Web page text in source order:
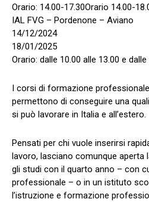
Orario: 14.00-17.30Orario 14.00-
IAL FVG – Pordenone – Aviano
14/12/2024
18/01/2025
Orario: dalle 10.00 alle 13.00 e
I corsi di formazione
permettono di conseguire una
si può lavorare in Italia e all’estero.
Pensati per chi vuole inserirsi
lavoro, lasciano comunque aperta
gli studi con il quarto anno – con
professionale – o in un istituto
l’istruzione e formazione